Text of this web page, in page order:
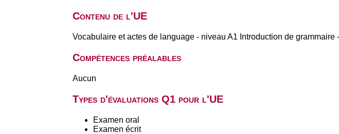
Contenu de l'UE
Vocabulaire et actes de language - niveau A1 Introduction de grammaire
Compétences préalables
Aucun
Types d'évaluations Q1 pour l'UE
Examen oral
Examen écrit